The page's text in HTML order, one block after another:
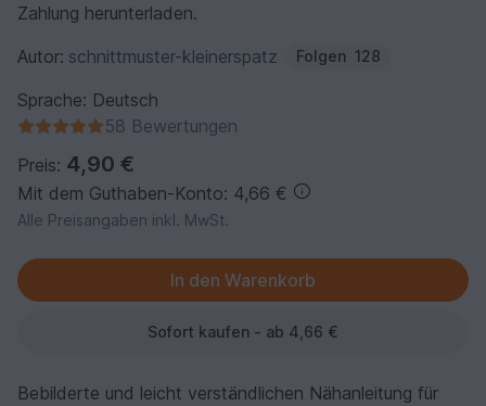
Zahlung herunterladen.
Autor: schnittmuster-kleinerspatz Folgen 128
Sprache: Deutsch
58 Bewertungen
Preis: 4,90 €
Mit dem Guthaben-Konto: 4,66 €
Alle Preisangaben inkl. MwSt.
Sofort kaufen - ab 4,66 €
Bebilderte und leicht verständlichen Nähanleitung für